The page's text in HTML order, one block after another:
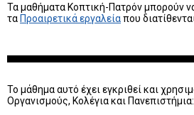
Τα μαθήματα Κοπτική-Πατρόν μπορούν
τα Προαιρετικά εργαλείαπου
Το μάθημα αυτό έχει εγκριθεί και
Οργανισμούς, Κολέγια και Πανεπιστήμια: